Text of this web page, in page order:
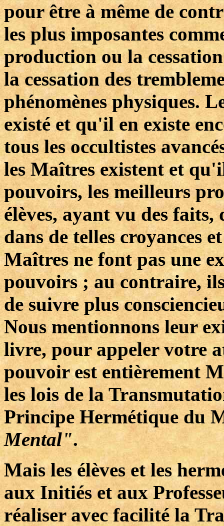
pour être à même de
les plus imposantes
production ou la
la cessation des
phénomènes physiques.
existé et qu'il en existe
tous les occultistes
les Maîtres existent et
pouvoirs, les meilleurs
élèves, ayant vu des
dans de telles croyances
Maîtres ne font pas une
pouvoirs ; au contraire,
de suivre plus
Nous mentionnons leur
livre, pour appeler votre
pouvoir est entièrement
les lois de la
Principe Hermétique du
Mental".
Mais les élèves et les
aux Initiés et aux
réaliser avec facilité la